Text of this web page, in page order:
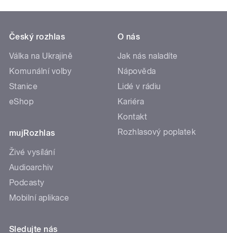
Český rozhlas
Válka na Ukrajině
Komunální volby
Stanice
eShop
mujRozhlas
Živé vysílání
Audioarchiv
Podcasty
Mobilní aplikace
O nás
Jak nás naladíte
Nápověda
Lidé v rádiu
Kariéra
Kontakt
Rozhlasový poplatek
Sledujte nás